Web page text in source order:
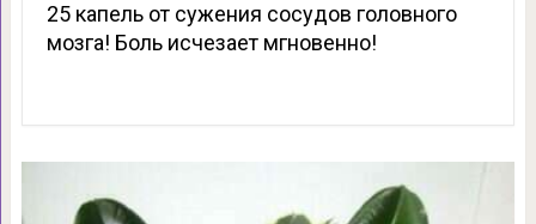
25 капель от сужения сосудов головного
мозга! Боль исчезает мгновенно!